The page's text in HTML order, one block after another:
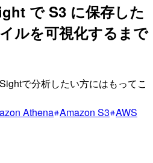
で S3 に保存した
ルを可視化するまで
で分析したい方にはもってこ
Athena Amazon S3 AWS